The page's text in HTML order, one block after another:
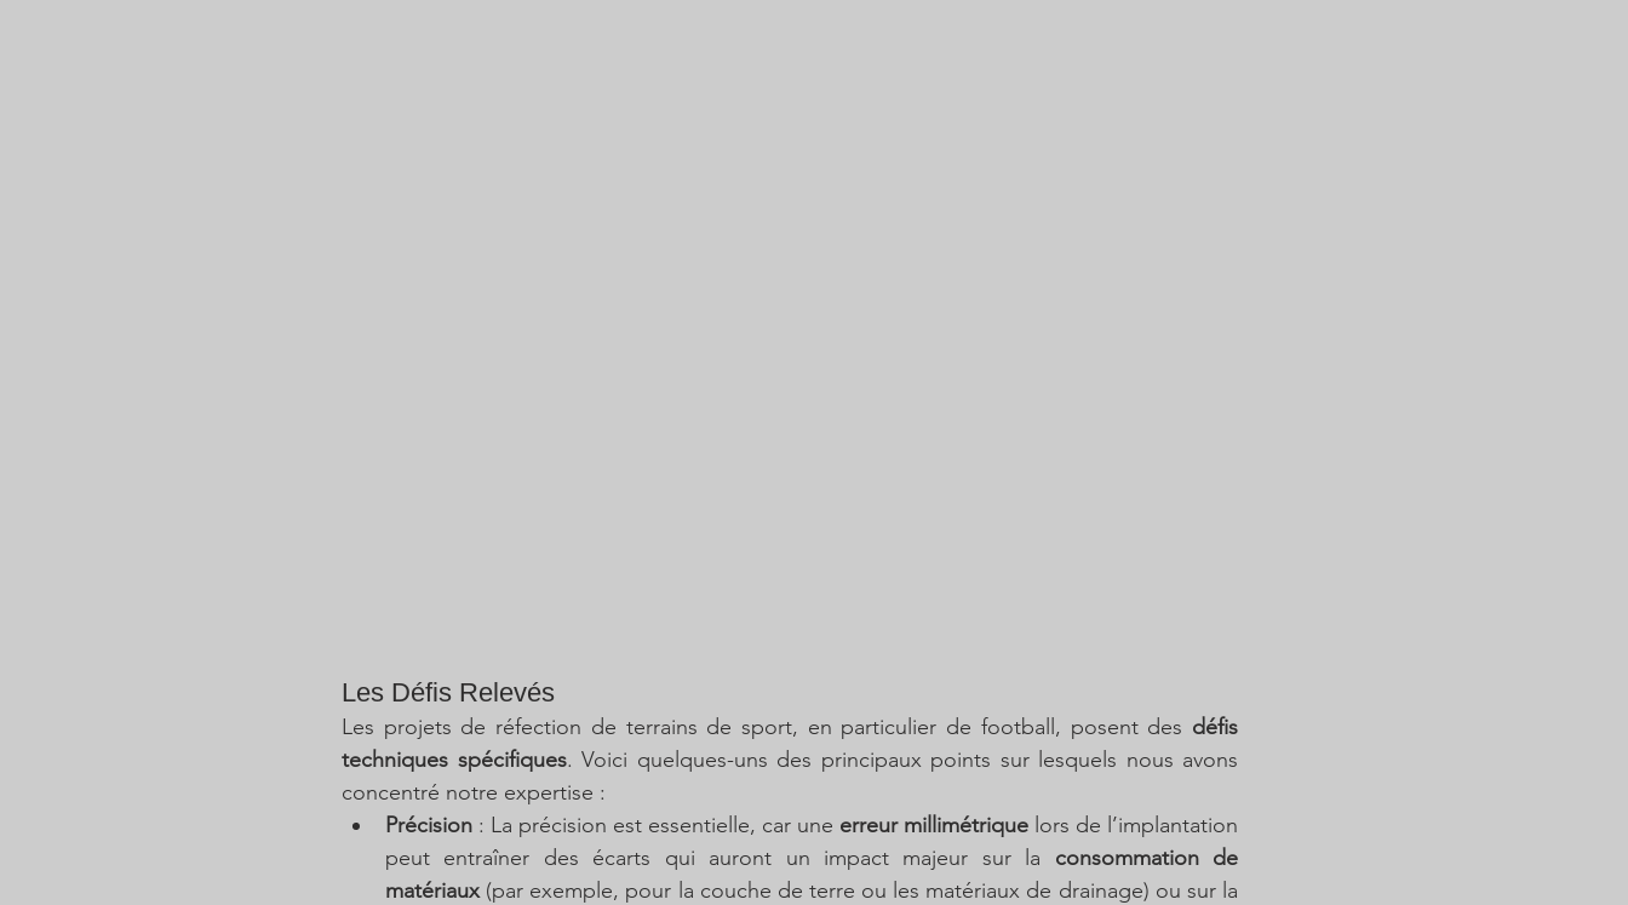
Les Défis Relevés
Les projets de réfection de terrains de sport, en particulier de football, posent des défis
techniques spécifiques. Voici quelques-uns des principaux points sur lesquels nous avons
concentré notre expertise :
Précision : La précision est essentielle, car une erreur millimétrique lors de l’implantation
peut entraîner des écarts qui auront un impact majeur sur la consommation de
matériaux (par exemple, pour la couche de terre ou les matériaux de drainage) ou sur la